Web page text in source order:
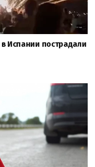
Испании пострадали